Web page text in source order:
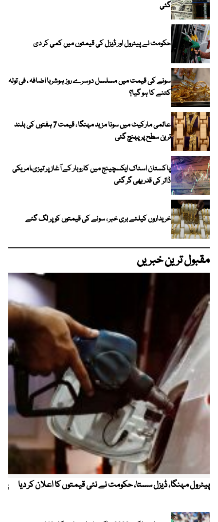
گئی
حکومت نے پیٹرول اور ڈیزل کی قیمتوں میں کمی کر دی
سونے کی قیمت میں مسلسل دوسرے روز ہوشربا اضافہ ، فی تولہ
کتنے کا ہو گیا؟
عالمی مارکیٹ میں سونا مزید مہنگا ، قیمت 7 ہفتوں کی بلند
ترین سطح پر پہنچ گئی
پاکستان اسٹاک ایکسچینج میں کاروبار کے آغاز پر تیزی،امریکی
ڈالر کی قدر بھی گر گئی
خریداروں کیلئے بری خبر ، سونے کی قیمتوں کو پر لگ گئے
مقبول ترین خبریں
پیٹرول مہنگا، ڈیزل سستا، حکومت نے نئی قیمتوں کا اعلان کر دیا